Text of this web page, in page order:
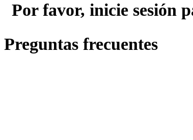
Por favor, inicie sesión
Preguntas frecuentes